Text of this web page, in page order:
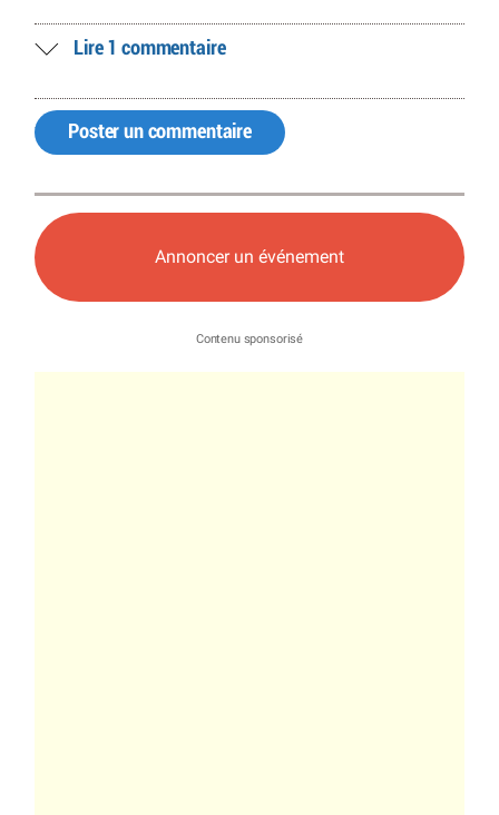
Lire 1 commentaire
Poster un commentaire
Annoncer un événement